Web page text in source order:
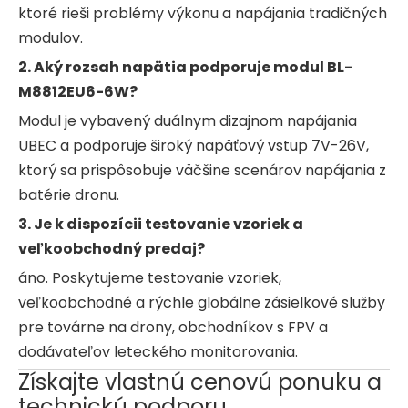
ktoré rieši problémy výkonu a napájania tradičných
modulov.
2. Aký rozsah napätia podporuje modul BL-
M8812EU6-6W?
Modul je vybavený duálnym dizajnom napájania
UBEC a podporuje široký napäťový vstup 7V-26V,
ktorý sa prispôsobuje väčšine scenárov napájania z
batérie dronu.
3. Je k dispozícii testovanie vzoriek a
veľkoobchodný predaj?
áno. Poskytujeme testovanie vzoriek,
veľkoobchodné a rýchle globálne zásielkové služby
pre továrne na drony, obchodníkov s FPV a
dodávateľov leteckého monitorovania.
Získajte vlastnú cenovú ponuku a